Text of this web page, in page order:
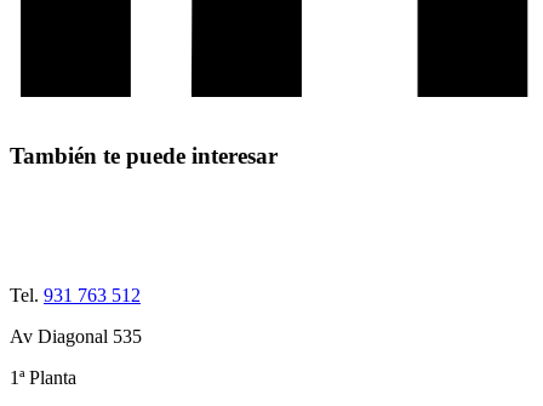
También te puede interesar
Tel. 931 763 512
Av Diagonal 535
1ª Planta